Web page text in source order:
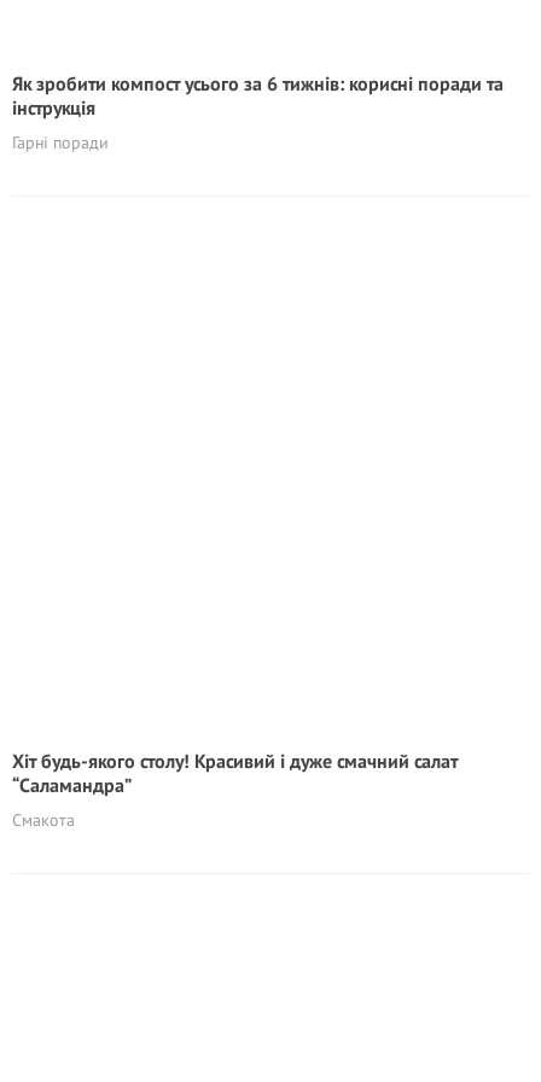
Як зробити компост усього за 6 тижнів: корисні поради та
інструкція
Гарні поради
Xiт будь-якого столу! Красивий і дуже смачний салат
“Саламандра”
Смакота